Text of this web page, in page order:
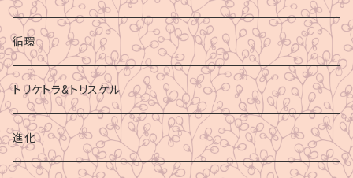
循環
トリケトラ&トリスケル
進化